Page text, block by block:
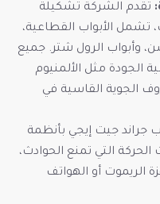
تقدم الشركة تشكيلة
تشمل الأبواب القطاعية،
وأبواب الرول شتر. جميع
الجودة مثل الألمنيوم
الجوية القاسية في
جراند جيت إيجي بأنظمة
التي تمنع الحوادث،
الريموت أو الهواتف